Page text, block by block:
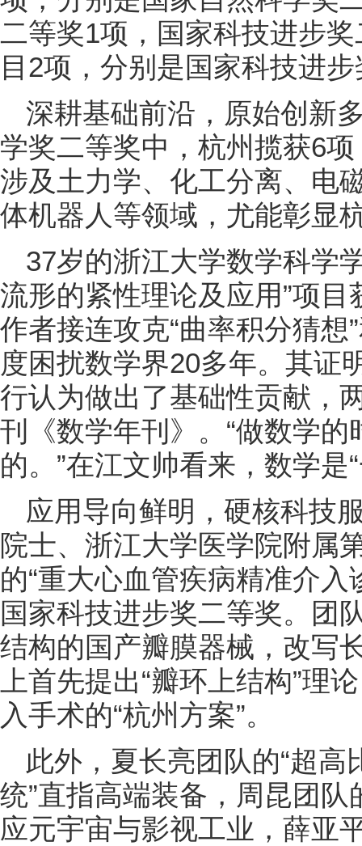
二等奖1项，国家科技进步
目2项，分别是国家科技进
深耕基础前沿，原始创新
学奖二等奖中，杭州揽获6
涉及土力学、化工分离、电
体机器人等领域，尤能彰显
37岁的浙江大学数学科学
流形的紧性理论及应用”项
作者接连攻克“曲率积分猜想
度困扰数学界20多年。其证
行认为做出了基础性贡献，
刊《数学年刊》。“做数学
的。”在江文帅看来，数学是
应用导向鲜明，硬核科技
院士、浙江大学医学院附属
的“重大心血管疾病精准介
国家科技进步奖二等奖。团
结构的国产瓣膜器械，改写
上首先提出“瓣环上结构”理
入手术的“杭州方案”。
此外，夏长亮团队的“超
统”直指高端装备，周昆团队
应元宇宙与影视工业，薛亚